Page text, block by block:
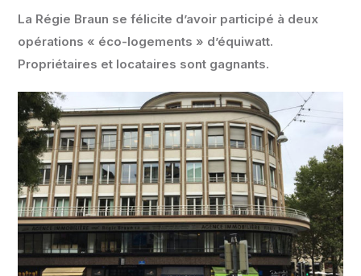
La Régie Braun se félicite d’avoir participé à deux
opérations « éco-logements » d’équiwatt.
Propriétaires et locataires sont gagnants.